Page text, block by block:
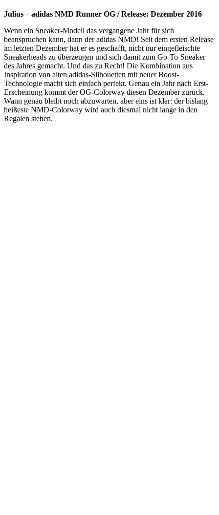
Julius – adidas NMD Runner OG / Release: Dezember 2016
Wenn ein Sneaker-Modell das vergangene Jahr für sich
beanspruchen kann, dann der adidas NMD! Seit dem ersten Release
im letzten Dezember hat er es geschafft, nicht nur eingefleischte
Sneakerheads zu überzeugen und sich damit zum Go-To-Sneaker
des Jahres gemacht. Und das zu Recht! Die Kombination aus
Inspiration von alten adidas-Silhouetten mit neuer Boost-
Technologie macht sich einfach perfekt. Genau ein Jahr nach Erst-
Erscheinung kommt der OG-Colorway diesen Dezember zurück.
Wann genau bleibt noch abzuwarten, aber eins ist klar: der bislang
heißeste NMD-Colorway wird auch diesmal nicht lange in den
Regalen stehen.